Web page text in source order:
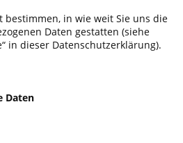
bestimmen, in wie weit Sie uns die
Daten gestatten (siehe
in dieser Datenschutzerklärung).
Daten